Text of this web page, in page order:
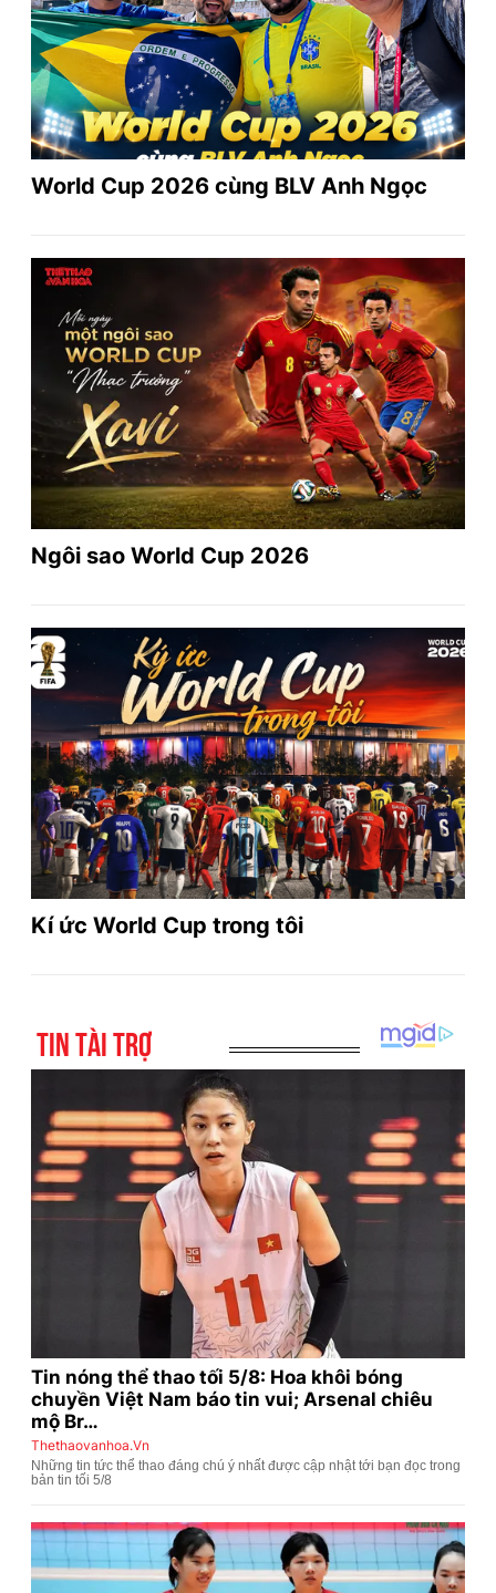
World Cup 2026 cùng BLV Anh Ngọc
Ngôi sao World Cup 2026
Kí ức World Cup trong tôi